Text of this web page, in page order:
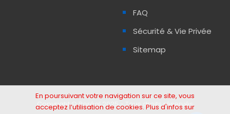
FAQ
Sécurité & Vie Privée
Sitemap
Copyright © Boréal 2025 - Tous droits réservés
En poursuivant votre navigation sur ce site, vous
acceptez l’utilisation de cookies. Plus d'infos sur